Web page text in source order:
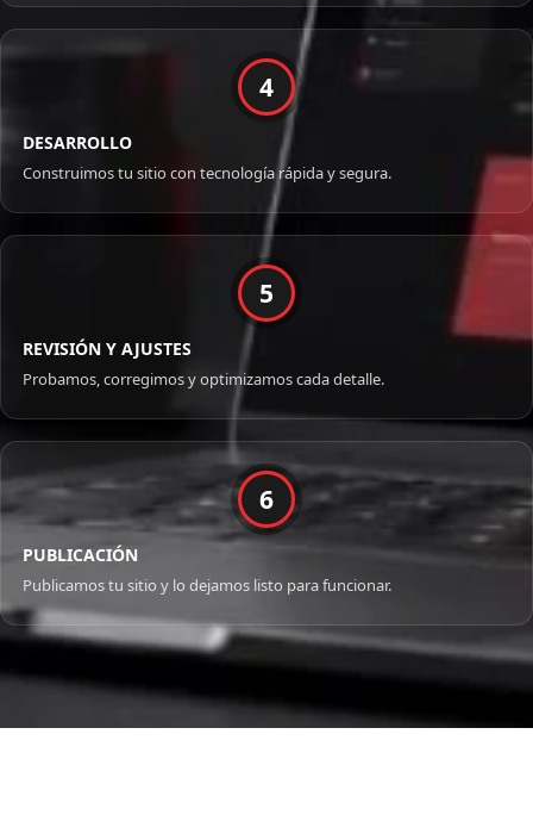
4
DESARROLLO
Construimos tu sitio con tecnología rápida y segura.
5
REVISIÓN Y AJUSTES
Probamos, corregimos y optimizamos cada detalle.
6
PUBLICACIÓN
Publicamos tu sitio y lo dejamos listo para funcionar.